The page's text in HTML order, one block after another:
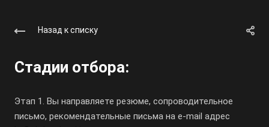
Назад к списку
Стадии отбора:
Этап 1. Вы направляете резюме, сопроводительное
письмо, рекомендательные письма на e-mail адрес